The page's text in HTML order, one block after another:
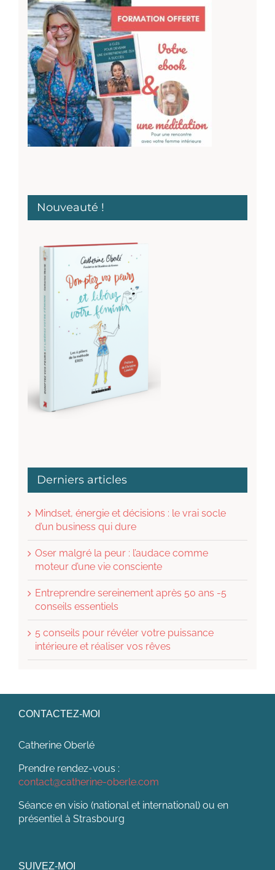
Nouveauté !
Derniers articles
Mindset, énergie et décisions : le vrai socle
d’un business qui dure
Oser malgré la peur : l’audace comme
moteur d’une vie consciente
Entreprendre sereinement après 50 ans -5
conseils essentiels
5 conseils pour révéler votre puissance
intérieure et réaliser vos rêves
CONTACTEZ-MOI
Catherine Oberlé
Prendre rendez-vous :
contact@catherine-oberle.com
Séance en visio (national et international) ou en
présentiel à Strasbourg
SUIVEZ-MOI